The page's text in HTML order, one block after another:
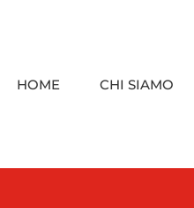
HOME
CHI SIAMO